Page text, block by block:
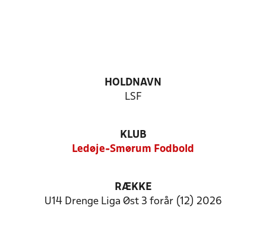
HOLDNAVN
LSF
KLUB
Ledøje-Smørum Fodbold
RÆKKE
U14 Drenge Liga Øst 3 forår (12) 2026